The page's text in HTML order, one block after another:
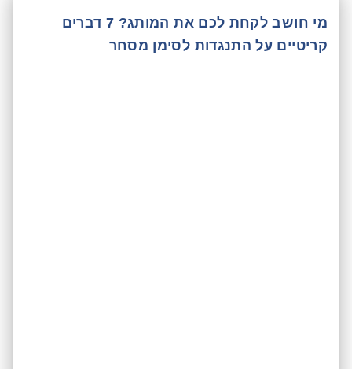
מי חושב לקחת לכם את המותג? 7 דברים
קריטיים על התנגדות לסימן מסחר